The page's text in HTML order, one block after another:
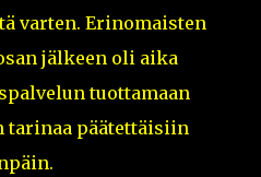
varten. Erinomaisten
jälkeen oli aika
tuottamaan
tarinaa päätettäisiin